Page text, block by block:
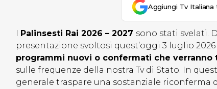
Aggiungi Tv
I Palinsesti Rai 2026 – 2027 sono stati svelati.
presentazione svoltosi quest’oggi 3 luglio
programmi nuovi o confermati che
sulle frequenze della nostra Tv di Stato. In
generale traspare una sostanziale